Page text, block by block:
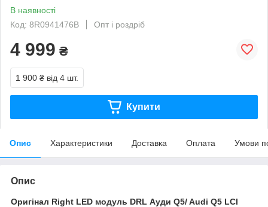
В наявності
Код: 8R0941476B
Опт і роздріб
4 999 ₴
1 900 ₴ від 4 шт.
Купити
Опис Характеристики Доставка Оплата Умови
Опис
Оригінал Right LED модуль DRL Ауди Q5/ Audi Q5 LCI